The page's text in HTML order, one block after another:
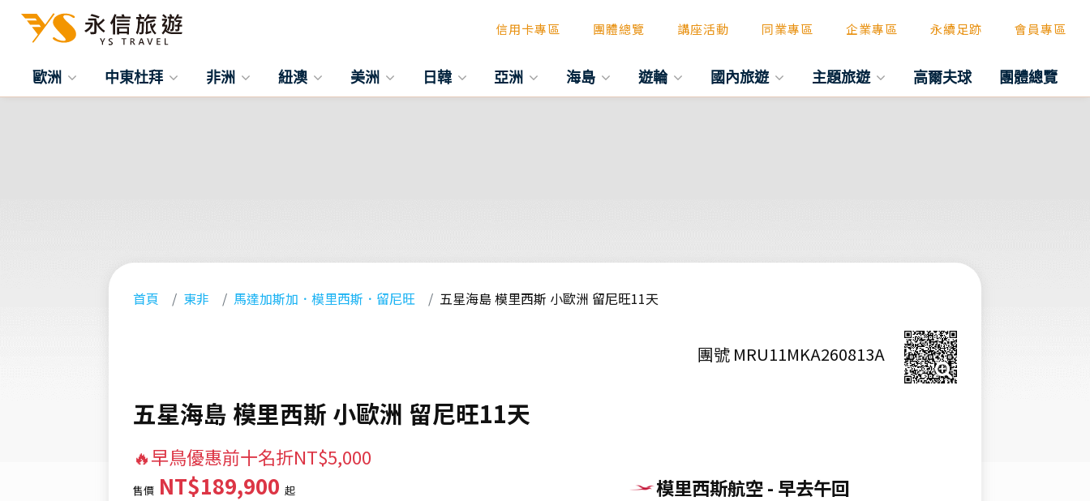
信用卡專區 團體總覽 講座活動 同業專區 企業專區 永續足跡 會員專區
歐洲 中東杜拜 非洲 紐澳 美洲 日韓 亞洲 海島 遊輪 國內旅遊 主題旅遊 高爾夫球 團體總覽
首頁 東非 馬達加斯加．模里西斯．留尼旺 五星海島 模里西斯 小歐洲 留尼旺11天
團號 MRU11MKA260813A
五星海島 模里西斯 小歐洲 留尼旺11天
🔥早鳥優惠前十名折NT$5,000
售價 NT$189,900起 模里西斯航空 早去午回